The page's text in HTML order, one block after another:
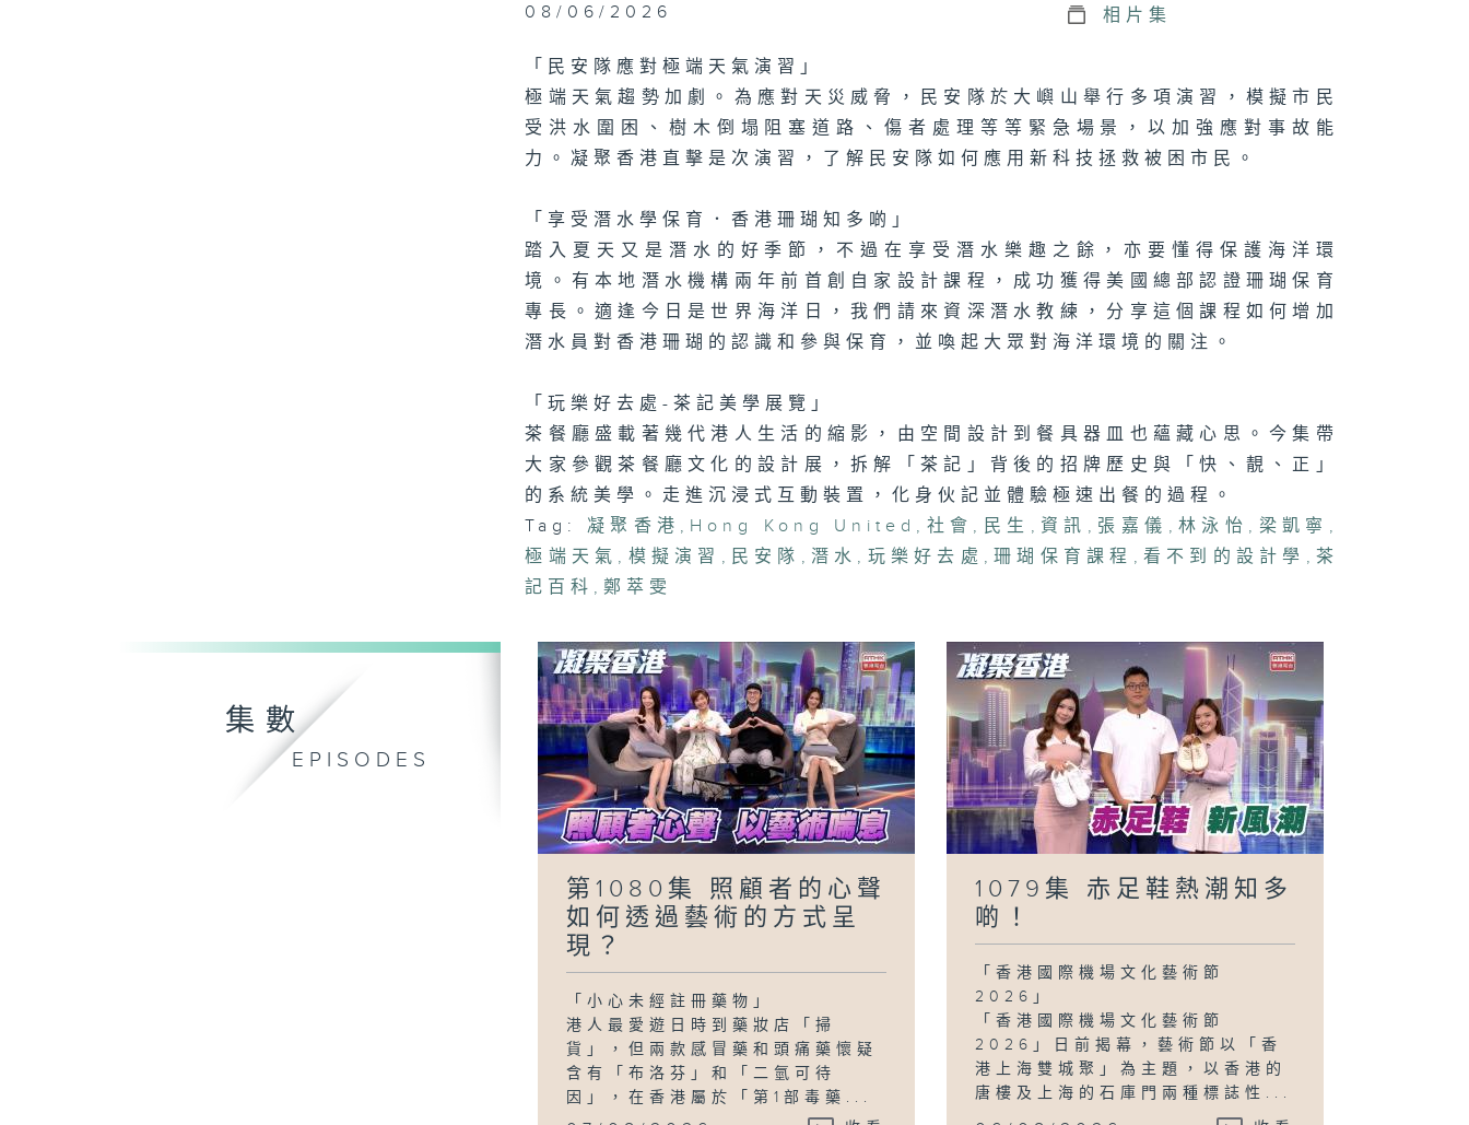
1073集 屋邨籃球
第1072集 舒緩
1071集 大人細路
都啱玩！新興運動
「鬥陣」點樣透過
趣味對壘凝聚社
08/06/2026 相片集
「民安隊應對極端天氣演習」
極端天氣趨勢加劇。為應對天災威脅，民安隊於大嶼山舉行多項演習，模擬市民
受洪水圍困、樹木倒塌阻塞道路、傷者處理等等緊急場景，以加強應對事故能
力。凝聚香港直擊是次演習，了解民安隊如何應用新科技拯救被困市民。
「享受潛水學保育．香港珊瑚知多啲」
踏入夏天又是潛水的好季節，不過在享受潛水樂趣之餘，亦要懂得保護海洋環
境。有本地潛水機構兩年前首創自家設計課程，成功獲得美國總部認證珊瑚保育
專長。適逢今日是世界海洋日，我們請來資深潛水教練，分享這個課程如何增加
潛水員對香港珊瑚的認識和參與保育，並喚起大眾對海洋環境的關注。
「玩樂好去處-茶記美學展覽」
茶餐廳盛載著幾代港人生活的縮影，由空間設計到餐具器皿也蘊藏心思。今集帶
大家參觀茶餐廳文化的設計展，拆解「茶記」背後的招牌歷史與「快、靚、正」
的系統美學。走進沉浸式互動裝置，化身伙記並體驗極速出餐的過程。
Tag:
凝聚香港 , Hong Kong United , 社會 , 民生 , 資訊 , 張嘉儀 , 林泳怡 , 梁凱寧 ,
極端天氣 , 模擬演習 , 民安隊 , 潛水 , 玩樂好去處 , 珊瑚保育課程 , 看不到的設計學 , 茶
記百科 ,鄭萃雯
集數
EPISODES
第1080集 照顧者的心聲
如何透過藝術的方式呈
現？
「小心未經註冊藥物」
港人最愛遊日時到藥妝店「掃
貨」，但兩款感冒藥和頭痛藥懷疑
含有「布洛芬」和「二氫可待
因」，在香港屬於「第1部毒藥...
1079集 赤足鞋熱潮知多
啲！
「香港國際機場文化藝術節
2026」
「香港國際機場文化藝術節
2026」日前揭幕，藝術節以「香
港上海雙城聚」為主題，以香港的
唐樓及上海的石庫門兩種標誌性...